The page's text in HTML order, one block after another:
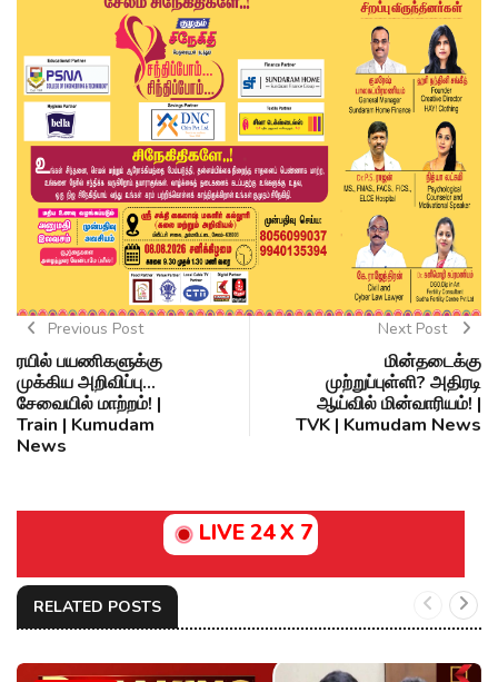
Previous Post
ரயில் பயணிகளுக்கு
முக்கிய அறிவிப்பு...
சேவையில் மாற்றம்! |
Train | Kumudam
News
Next Post
மின்தடைக்கு
முற்றுப்புள்ளி? அதிரடி
ஆய்வில் மின்வாரியம்! |
TVK | Kumudam News
LIVE 24 X 7
RELATED POSTS